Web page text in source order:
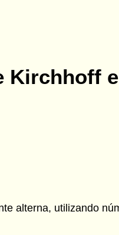
Kirchhoff
alterna, utilizando